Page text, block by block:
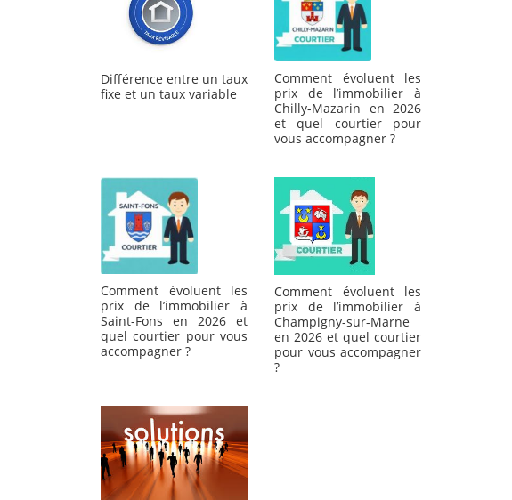
Différence entre un taux
fixe et un taux variable
Comment évoluent les
prix de l’immobilier à
Chilly-Mazarin en 2026
et quel courtier pour
vous accompagner ?
Comment évoluent les
prix de l’immobilier à
Saint-Fons en 2026 et
quel courtier pour vous
accompagner ?
Comment évoluent les
prix de l’immobilier à
Champigny-sur-Marne
en 2026 et quel courtier
pour vous accompagner
?